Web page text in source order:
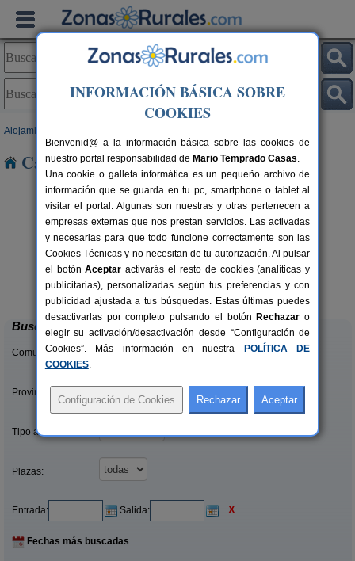
Alojamientos
Casas Rurales cerca de Brues
14+3 pers.
desde25 €
A Rectoral de Ansemil
Celanova (Ourense)
Buscar
Comunidades:
Provincias/Islas:
Tipo alquiler:
Plazas:
Entrada: Salida: X
Fechas más buscadas
INFORMACIÓN BÁSICA SOBRE
COOKIES
Bienvenid@ a la información básica sobre las cookies de
nuestro portal responsabilidad de Mario Temprado Casas.
Una cookie o galleta informática es un pequeño archivo de
información que se guarda en tu pc, smartphone o tablet al
visitar el portal. Algunas son nuestras y otras pertenecen a
empresas externas que nos prestan servicios. Las activadas
y necesarias para que todo funcione correctamente son las
Cookies Técnicas y no necesitan de tu autorización. Al pulsar
el botónAceptar activarás el resto de cookies (analíticas y
publicitarias), personalizadas según tus preferencias y con
publicidad ajustada a tus búsquedas. Estas últimas puedes
desactivarlas por completo pulsando el botón Rechazar o
elegir su activación/desactivación desde “Configuración de
Cookies”. Más información en nuestra
POLÍTICA DE
COOKIES.